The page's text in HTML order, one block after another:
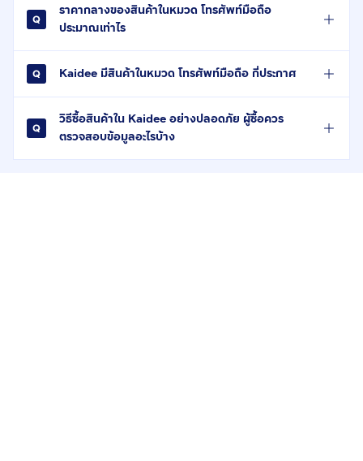
ราคากลางของสินค้าในหมวด โทรศัพท์มือถือ
ประมาณเท่าไร
Kaidee มีสินค้าในหมวด โทรศัพท์มือถือ กี่ประกาศ
วิธีซื้อสินค้าใน Kaidee อย่างปลอดภัย ผู้ซื้อควร
ตรวจสอบข้อมูลอะไรบ้าง